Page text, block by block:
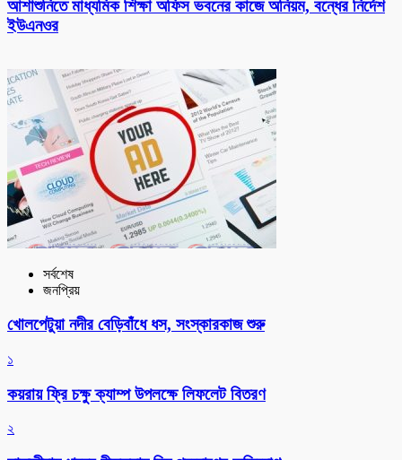
আশাশুনিতে মাধ্যমিক শিক্ষা অফিস ভবনের কাজে অনিয়ম, বন্ধের নির্দেশ
ইউএনওর
সর্বশেষ
জনপ্রিয়
খোলপেটুয়া নদীর বেড়িবাঁধে ধস, সংস্কারকাজ শুরু
১
কয়রায় ফ্রি চক্ষু ক্যাম্প উপলক্ষে লিফলেট বিতরণ
২